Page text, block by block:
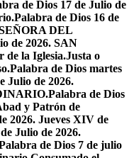
de Dios 17 de Julio de
Palabra de Dios 16 de
DEL
de 2026. SAN
la Iglesia.Justa o
Palabra de Dios martes
Julio de 2026.
Palabra de Dios
y Patrón de
2026. Jueves XIV de
Julio de 2026.
de Dios 7 de julio